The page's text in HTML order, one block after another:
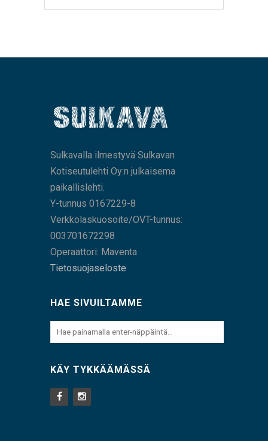
Sulkavalla ilmestyvä Sulkavan
Kotiseutulehti Oy:n julkaisema
paikallislehti.
Y-tunnus 0167229-8
Verkkolaskuosoite/OVT-tunnus:
003701672298
Operaattori: Maventa
Tietosuojaseloste
HAE SIVUILTAMME
KÄY TYKKÄÄMÄSSÄ